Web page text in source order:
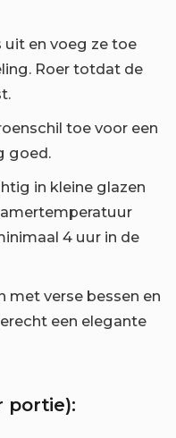
uit en voeg ze toe
Roer totdat de
toe voor een
goed.
in kleine glazen
4 uur in de
met verse bessen en
een elegante
portie):